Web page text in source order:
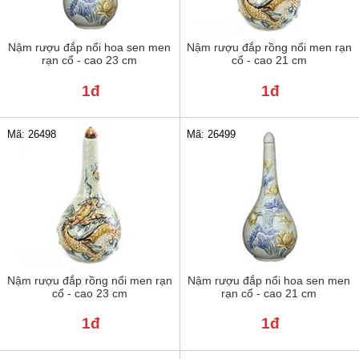
Nậm rượu đắp nổi hoa sen men
rạn cổ - cao 23 cm
1đ
Nậm rượu đắp rồng nổi men rạn
cổ - cao 21 cm
1đ
Nậm rượu đắp rồng nổi men rạn
cổ - cao 23 cm
Mã: 26498
1đ
Nậm rượu đắp nổi hoa sen men
rạn cổ - cao 21 cm
Mã: 26499
1đ